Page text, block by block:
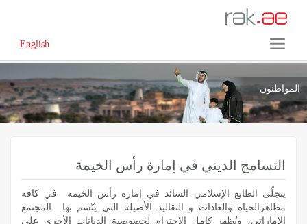
English
المواطنون
التسامح الديني في إمارة رأس الخيمة
يتجلّى الطابع الإسلامي السائد في إمارة رأس الخيمة في كافة
مظاهرالحياة والعادات و التقاليد الأصيلة التي يتّسم بها المجتمع
الإماراتي، ويُظهر كامل الاحترام لخصوصية الديانات الأخرى على